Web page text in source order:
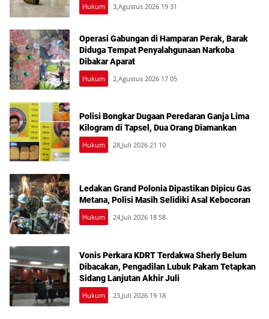
Hukum 3,Agustus 2026 19 31
Operasi Gabungan di Hamparan Perak, Barak
Diduga Tempat Penyalahgunaan Narkoba
Dibakar Aparat
Hukum 2,Agustus 2026 17 05
Polisi Bongkar Dugaan Peredaran Ganja Lima
Kilogram di Tapsel, Dua Orang Diamankan
Hukum 28,Juli 2026 21 10
Ledakan Grand Polonia Dipastikan Dipicu Gas
Metana, Polisi Masih Selidiki Asal Kebocoran
Hukum 24,Juli 2026 18 58
Vonis Perkara KDRT Terdakwa Sherly Belum
Dibacakan, Pengadilan Lubuk Pakam Tetapkan
Sidang Lanjutan Akhir Juli
Hukum 23,Juli 2026 19 18